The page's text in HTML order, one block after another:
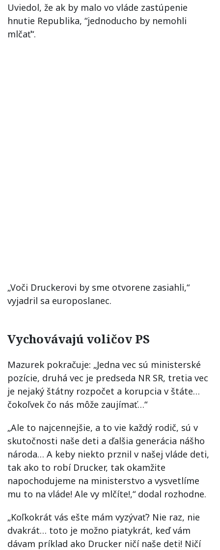
Uviedol, že ak by malo vo vláde zastúpenie
hnutie Republika, “jednoducho by nemohli
mlčať“.
„Voči Druckerovi by sme otvorene zasiahli,“
vyjadril sa europoslanec.
Vychovávajú voličov PS
Mazurek pokračuje: „Jedna vec sú ministerské
pozície, druhá vec je predseda NR SR, tretia vec
je nejaký štátny rozpočet a korupcia v štáte…
čokoľvek čo nás môže zaujímať…“
„Ale to najcennejšie, a to vie každý rodič, sú v
skutočnosti naše deti a ďalšia generácia nášho
národa… A keby niekto prznil v našej vláde deti,
tak ako to robí Drucker, tak okamžite
napochodujeme na ministerstvo a vysvetlíme
mu to na vláde! Ale vy mlčíte!,“ dodal rozhodne.
„Koľkokrát vás ešte mám vyzývať? Nie raz, nie
dvakrát… toto je možno piatykrát, keď vám
dávam príklad ako Drucker ničí naše deti! Ničí